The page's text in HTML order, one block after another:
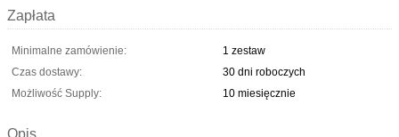
Zapłata
Minimalne zamówienie:
1 zestaw
Czas dostawy:
30 dni roboczych
Możliwość Supply:
10 miesięcznie
Opis